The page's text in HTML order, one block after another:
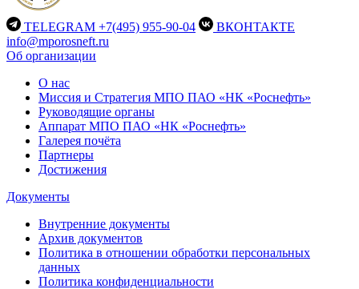
TELEGRAM +7(495) 955-90-04
ВКОНТАКТЕ
info@mporosneft.ru
Об организации
О нас
Миссия и Стратегия МПО ПАО «НК «Роснефть»
Руководящие органы
Аппарат МПО ПАО «НК «Роснефть»
Галерея почёта
Партнеры
Достижения
Документы
Внутренние документы
Архив документов
Политика в отношении обработки персональных
данных
Политика конфиденциальности